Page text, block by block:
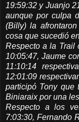
19:59:32 y Juanjo
aunque por culpa
(Billy) la
cosa que sucedió
Respecto a la Trail
10:05:47, Jaume
11:10:14
12:01:09
participó Tony que
Biniaraix por una
Respecto a los
7:03:30, Fernando